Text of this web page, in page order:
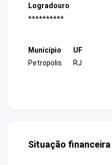
Logradouro
**********
Município
Petropolis
UF
RJ
Situação financeira